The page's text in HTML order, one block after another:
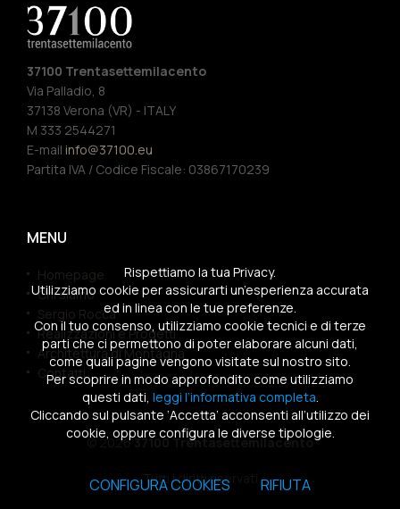
37100 Trentasettemilacento
Via Palladio, 8
37138 Verona (VR) - ITALY
M 333 2544271
E-mail info@37100.eu
Partita IVA / Codice Fiscale: 03867170239
MENU
Homepage
Chi siamo
Sergio Rocca
Realizzazioni e Progetti
Architettura di Montagna
Contatti
© 202637100 Trentasettemilacento
Tutti i diritti riservati
Rispettiamo la tua Privacy.
Utilizziamo cookie per assicurarti un’esperienza accurata
ed in linea con le tue preferenze.
Con il tuo consenso, utilizziamo cookie tecnici e di terze
parti che ci permettono di poter elaborare alcuni dati,
come quali pagine vengono visitate sul nostro sito.
Per scoprire in modo approfondito come utilizziamo
questi dati, leggi l’informativa completa.
Cliccando sul pulsante ‘Accetta’ acconsenti all’utilizzo dei
cookie, oppure configura le diverse tipologie.
CONFIGURA COOKIES RIFIUTA